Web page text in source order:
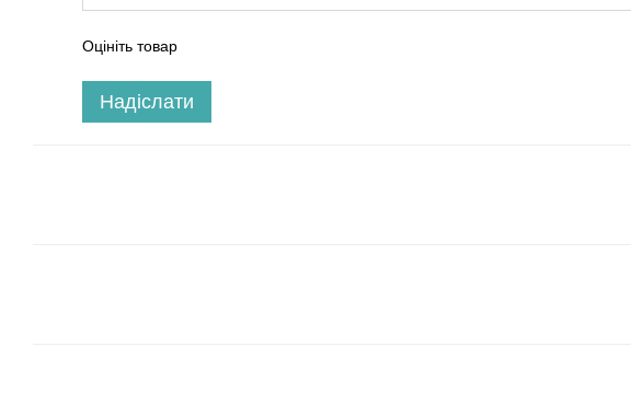
Оцініть товар
Надіслати